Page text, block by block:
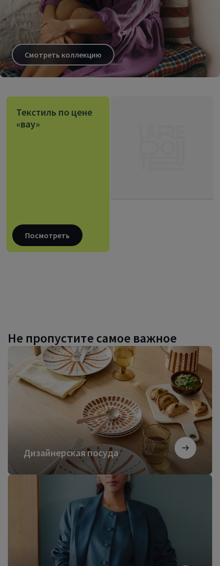
Смотреть коллекцию
Текстиль по цене
«вау»
Посмотреть
Не пропустите самое важное
Дизайнерская посуда
Дизайнерская
Вдохновение